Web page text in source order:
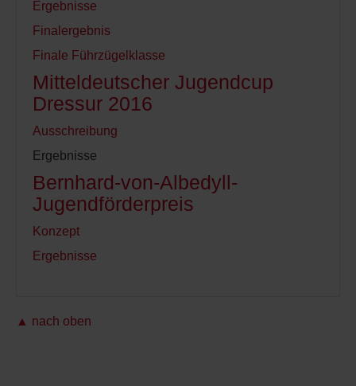
Ergebnisse
Finalergebnis
Finale Führzügelklasse
Mitteldeutscher Jugendcup
Dressur 2016
Ausschreibung
Ergebnisse
Bernhard-von-Albedyll-
Jugendförderpreis
Konzept
Ergebnisse
▲ nach oben